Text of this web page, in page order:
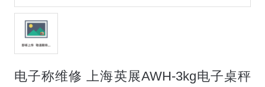
电子称维修 上海英展AWH-3kg电子桌秤